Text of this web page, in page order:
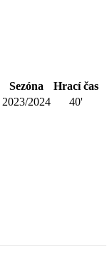
Sezóna
Hrací čas
2023/2024 40'